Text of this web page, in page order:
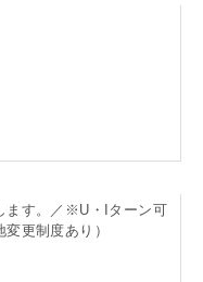
す。／※U・Iターン可
更制度あり）